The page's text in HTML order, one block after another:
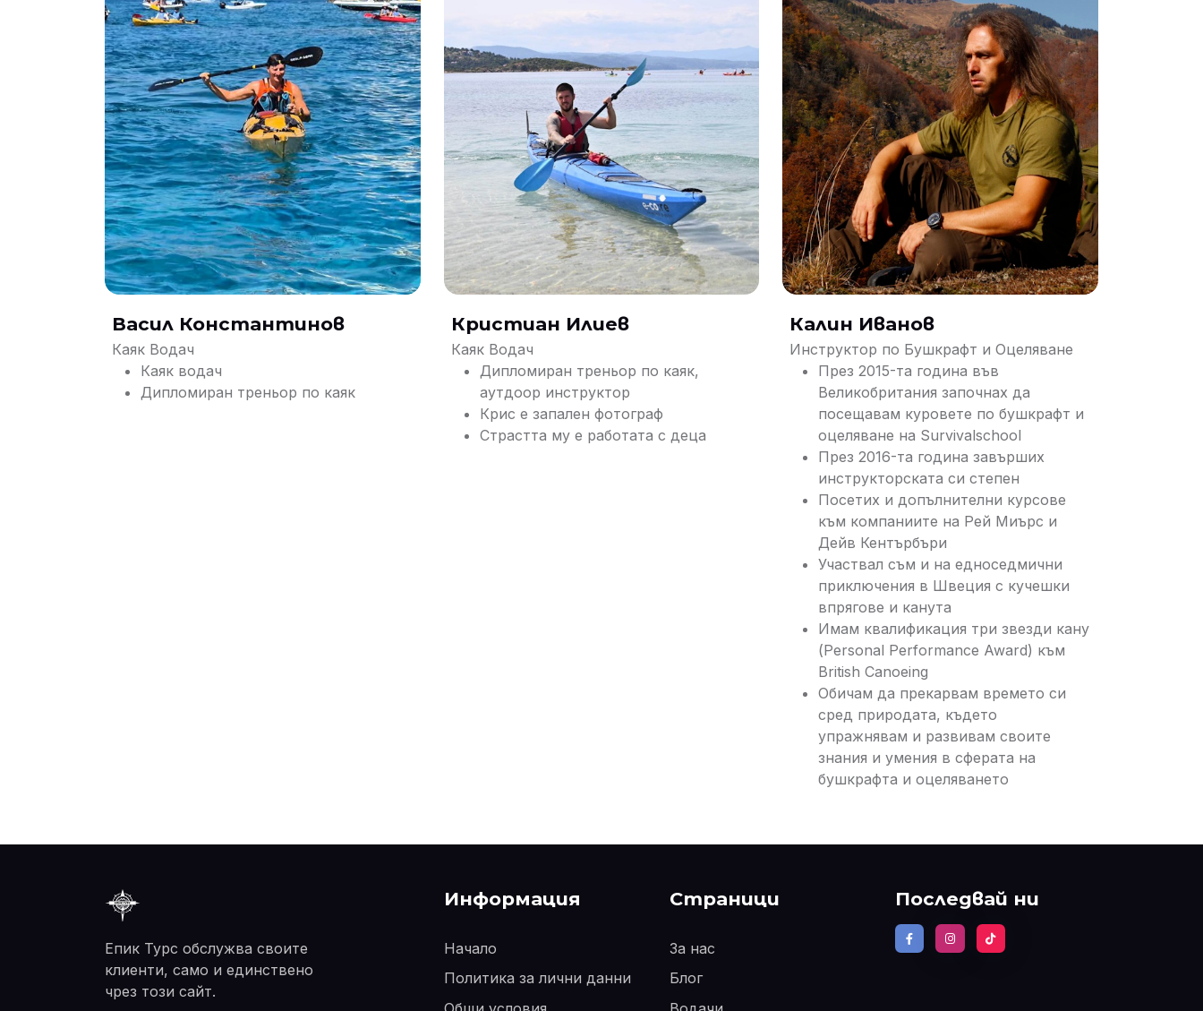
Васил Константинов
Каяк Водач
Каяк водач
Дипломиран треньор по каяк
Кристиан Илиев
Каяк Водач
Дипломиран треньор по каяк,
аутдоор инструктор
Крис е запален фотограф
Страстта му е работата с деца
Калин Иванов
Инструктор по Бушкрафт и Оцеляване
През 2015-та година във
Великобритания започнах да
посещавам куровете по бушкрафт и
оцеляване на Survivalschool
През 2016-та година завърших
инструкторската си степен
Посетих и допълнителни курсове
към компаниите на Рей Миърс и
Дейв Кентърбъри
Участвал съм и на едноседмични
приключения в Швеция с кучешки
впрягове и канута
Имам квалификация три звезди кану
(Personal Performance Award) към
British Canoeing
Обичам да прекарвам времето си
сред природата, където
упражнявам и развивам своите
знания и умения в сферата на
бушкрафта и оцеляването
Епик Турс обслужва своите
клиенти, само и единствено
чрез този сайт.
Информация
Начало
Политика за лични данни
Страници
За нас
Блог
Последвай ни